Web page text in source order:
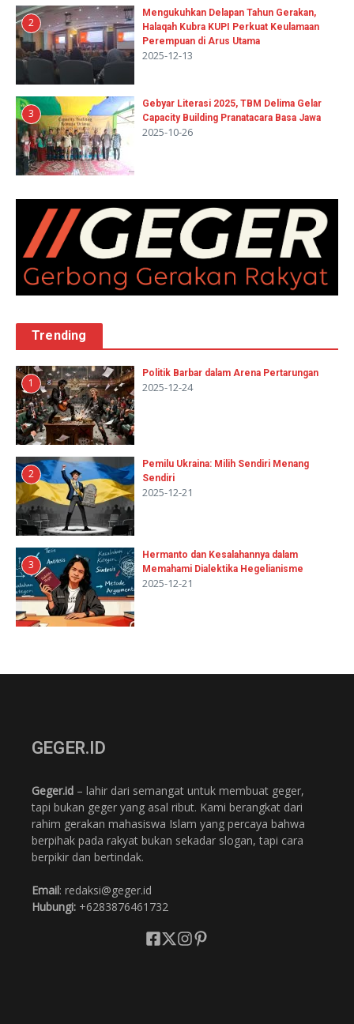
2
Mengukuhkan Delapan Tahun Gerakan,
Halaqah Kubra KUPI Perkuat Keulamaan
Perempuan di Arus Utama
2025-12-13
3
Gebyar Literasi 2025, TBM Delima Gelar
Capacity Building Pranatacara Basa Jawa
2025-10-26
Trending
1
Politik Barbar dalam Arena Pertarungan
2025-12-24
2
Pemilu Ukraina: Milih Sendiri Menang
Sendiri
2025-12-21
3
Hermanto dan Kesalahannya dalam
Memahami Dialektika Hegelianisme
2025-12-21
GEGER.ID
Geger.id – lahir dari semangat untuk membuat geger,
tapi bukan geger yang asal ribut. Kami berangkat dari
rahim gerakan mahasiswa Islam yang percaya bahwa
berpihak pada rakyat bukan sekadar slogan, tapi cara
berpikir dan bertindak.
Email: redaksi@geger.id
Hubungi: +6283876461732